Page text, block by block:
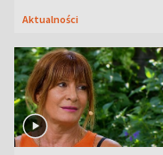
Aktualności